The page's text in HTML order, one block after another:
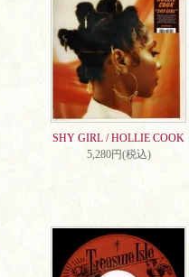
SHY GIRL / HOLLIE COOK
5,280円(税込)